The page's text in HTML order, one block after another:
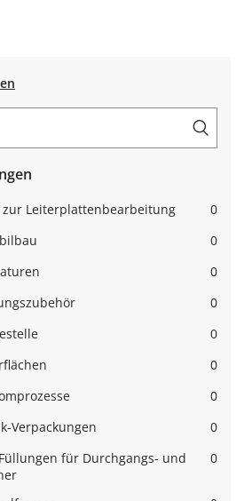
zur Leiterplattenbearbeitung
0
0
0
0
0
0
0
Verpackungen
0
für Durchgangs- und
0